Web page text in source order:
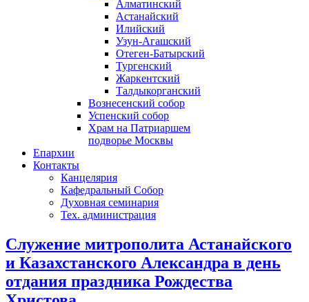
Алматинский
Астанайский
Илийский
Узун-Агашский
Отеген-Батырский
Тургенский
Жаркентский
Талдыкорганский
Вознесенский собор
Успенский собор
Храм на Патриаршем
подворье Москвы
Епархии
Контакты
Канцелярия
Кафедральный Собор
Духовная семинария
Тех. администрация
Служение митрополита Астанайского
и Казахстанского Александра в день
отдания праздника Рождества